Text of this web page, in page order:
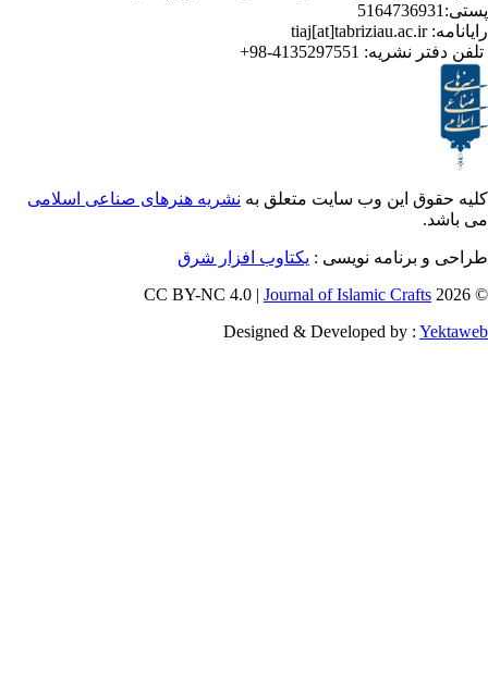
نشریه:4135297551-98+
این وب سایت متعلق بهنشریه هنرهای صناعی اسلامی
نویسی : یکتاوب افزار شرق
Journal of Islamic
Designed & Developed by :